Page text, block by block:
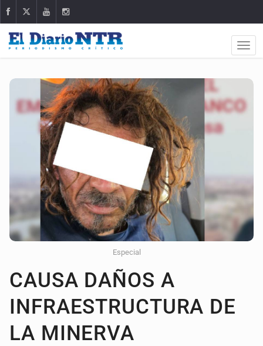
Especial
CAUSA DAÑOS A
INFRAESTRUCTURA DE
LA MINERVA